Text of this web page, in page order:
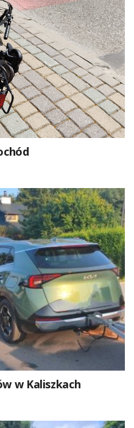
w Kaliszkach